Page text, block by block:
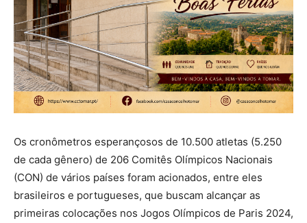
Os cronômetros esperançosos de 10.500 atletas (5.250
de cada gênero) de 206 Comitês Olímpicos Nacionais
(CON) de vários países foram acionados, entre eles
brasileiros e portugueses, que buscam alcançar as
primeiras colocações nos Jogos Olímpicos de Paris 2024,